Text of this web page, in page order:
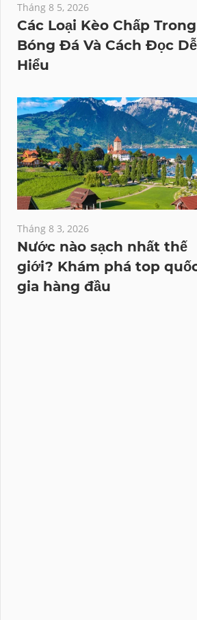
Tháng 8 5, 2026
Các Loại Kèo Chấp Trong
Bóng Đá Và Cách Đọc Dễ
Hiểu
Tháng 8 3, 2026
Nước nào sạch nhất thế
giới? Khám phá top
gia hàng đầu